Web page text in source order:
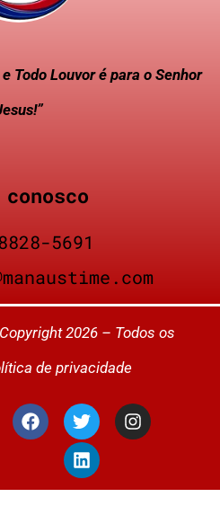
Todo Louvor é para o Senhor
5691
2026 – Todos os
de privacidade